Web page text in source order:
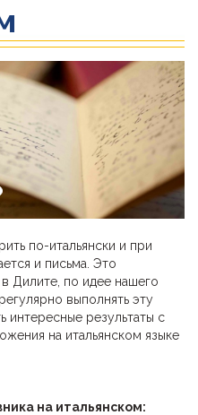
по-итальянски и при
и письма. Это
Дилите, по идее нашего
выполнять эту
интересные результаты с
на итальянском языке
на итальянском: